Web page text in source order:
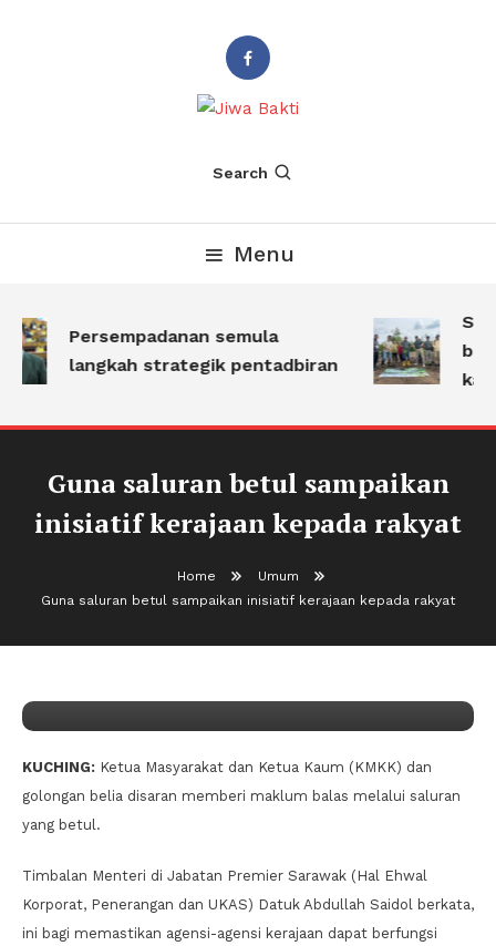
Jiwa BaktiSearch
Menu
Persempadanan semula
langkah strategik pentadbiran
Guna saluran betul sampaikan
inisiatif kerajaan kepada rakyat
Home
Umum
Guna saluran betul sampaikan inisiatif kerajaan kepada rakyat
KUCHING: Ketua Masyarakat dan Ketua Kaum (KMKK) dan
golongan belia disaran memberi maklum balas melalui saluran
yang betul.
Timbalan Menteri di Jabatan Premier Sarawak (Hal Ehwal
Korporat, Penerangan dan UKAS) Datuk Abdullah Saidol berkata,
ini bagi memastikan agensi-agensi kerajaan dapat berfungsi